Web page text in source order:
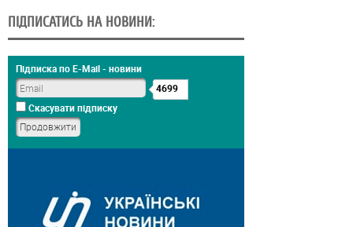
ПІДПИСАТИСЬ НА НОВИНИ:
Підписка по E-Mail - новини
4699
Скасувати підписку